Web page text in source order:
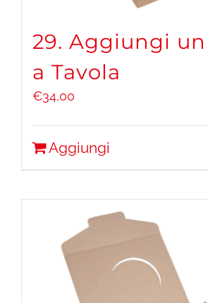
29. Aggiungi
a Tavola
€34,00
Aggiungi